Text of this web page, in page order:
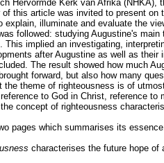
Hervormde Kerk van Afrika (NHKA),
this article was invited to present on
explain, illuminate and evaluate the
followed: studying Augustine's main
implied an investigating,
after Augustine as well as their
The result showed how much
forward, but also how many
theme of righteousness is of
to God in Christ, reference to
concept of righteousness
pages which summarises its
characterises the future hope of